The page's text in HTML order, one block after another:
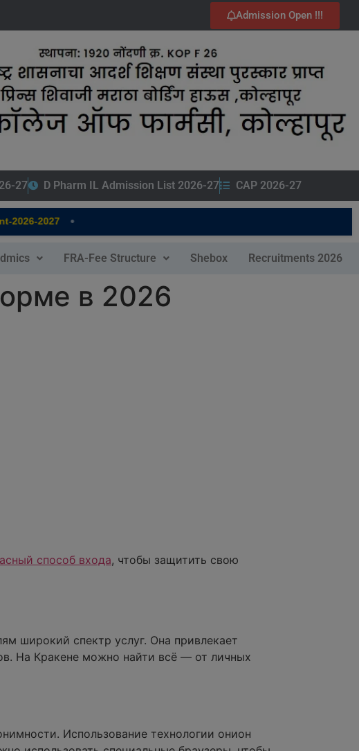
Admission Open !!!
27 D Pharm IL Admission List 2026-27 CAP 2026-27
2027 •
FRA-Fee Structure Shebox Recruitments 2026
в 2026
способ входа, чтобы защитить свою
широкий спектр услуг. Она привлекает
На Кракене можно найти всё — от личных
Использование технологии онион